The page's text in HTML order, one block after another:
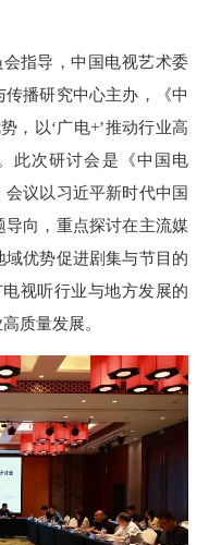
指导，中国电视艺术委
播研究中心主办，《中
，以‘广电+’推动行业高
此次研讨会是《中国电
议以习近平新时代中国
向，重点探讨在主流媒
优势促进剧集与节目的
视听行业与地方发展的
质量发展。